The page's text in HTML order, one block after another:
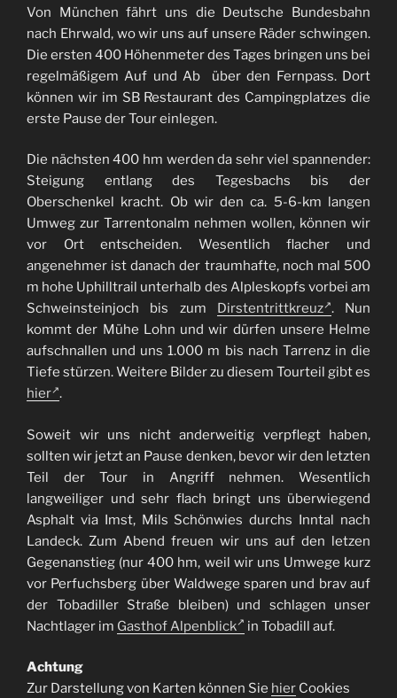
Von München fährt uns die Deutsche Bundesbahn
nach Ehrwald, wo wir uns auf unsere Räder schwingen.
Die ersten 400 Höhenmeter des Tages bringen uns bei
regelmäßigem Auf und Ab über den Fernpass. Dort
können wir im SB Restaurant des Campingplatzes die
erste Pause der Tour einlegen.
Die nächsten 400 hm werden da sehr viel spannender:
Steigung entlang des Tegesbachs bis der
Oberschenkel kracht. Ob wir den ca. 5-6-km langen
Umweg zur Tarrentonalm nehmen wollen, können wir
vor Ort entscheiden. Wesentlich flacher und
angenehmer ist danach der traumhafte, noch mal 500
m hohe Uphilltrail unterhalb des Alpleskopfs vorbei am
Schweinsteinjoch bis zum Dirstentrittkreuz . Nun
kommt der Mühe Lohn und wir dürfen unsere Helme
aufschnallen und uns 1.000 m bis nach Tarrenz in die
Tiefe stürzen. Weitere Bilder zu diesem Tourteil gibt es
hier .
Soweit wir uns nicht anderweitig verpflegt haben,
sollten wir jetzt an Pause denken, bevor wir den letzten
Teil der Tour in Angriff nehmen. Wesentlich
langweiliger und sehr flach bringt uns überwiegend
Asphalt via Imst, Mils Schönwies durchs Inntal nach
Landeck. Zum Abend freuen wir uns auf den letzen
Gegenanstieg (nur 400 hm, weil wir uns Umwege kurz
vor Perfuchsberg über Waldwege sparen und brav auf
der Tobadiller Straße bleiben) und schlagen unser
Nachtlager im Gasthof Alpenblick in Tobadill auf.
Achtung
Zur Darstellung von Karten können Sie hier Cookies